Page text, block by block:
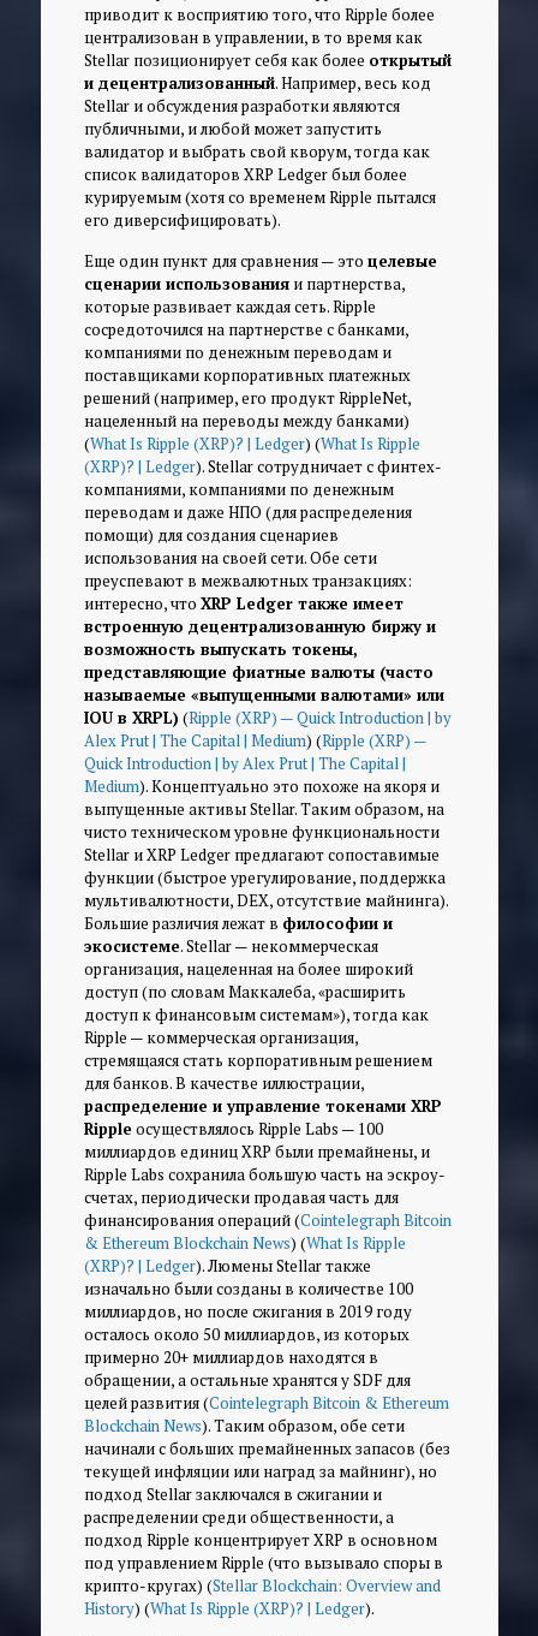
приводит к восприятию того, что Ripple более
централизован в управлении, в то время как
Stellar позиционирует себя как более открытый
и децентрализованный. Например, весь код
Stellar и обсуждения разработки являются
публичными, и любой может запустить
валидатор и выбрать свой кворум, тогда как
список валидаторов XRP Ledger был более
курируемым (хотя со временем Ripple пытался
его диверсифицировать).
Еще один пункт для сравнения — это целевые
сценарии использованияи партнерства,
которые развивает каждая сеть. Ripple
сосредоточился на партнерстве с банками,
компаниями по денежным переводам и
поставщиками корпоративных платежных
решений (например, его продукт RippleNet,
нацеленный на переводы между банками)
(What Is Ripple (XRP)? | Ledger) (What Is Ripple
(XRP)? | Ledger). Stellar сотрудничает с финтех-
компаниями, компаниями по денежным
переводам и даже НПО (для распределения
помощи) для создания сценариев
использования на своей сети. Обе сети
преуспевают в межвалютных транзакциях:
интересно, что XRP Ledger также имеет
встроенную децентрализованную биржу и
возможность выпускать токены,
представляющие фиатные валюты (часто
называемые «выпущенными валютами» или
IOU в XRPL) (Ripple (XRP) — Quick Introduction | by
Alex Prut | The Capital | Medium) (Ripple (XRP) —
Quick Introduction | by Alex Prut | The Capital |
Medium). Концептуально это похоже на якоря и
выпущенные активы Stellar. Таким образом, на
чисто техническом уровне функциональности
Stellar и XRP Ledger предлагают сопоставимые
функции (быстрое урегулирование, поддержка
мультивалютности, DEX, отсутствие майнинга).
Большие различия лежат в философии и
экосистеме. Stellar — некоммерческая
организация, нацеленная на более широкий
доступ (по словам Маккалеба,«расширить
доступ к финансовым системам»), тогда как
Ripple — коммерческая организация,
стремящаяся стать корпоративным решением
для банков. В качестве иллюстрации,
распределение и управление токенами XRP
Ripple осуществлялось Ripple Labs — 100
миллиардов единиц XRP были премайнены, и
Ripple Labs сохранила большую часть на эскроу-
счетах, периодически продавая часть для
финансирования операций (Cointelegraph Bitcoin
& Ethereum Blockchain News) (What Is Ripple
(XRP)? | Ledger). Люмены Stellar также
изначально были созданы в количестве 100
миллиардов, но после сжигания в 2019 году
осталось около 50 миллиардов, из которых
примерно 20+ миллиардов находятся в
обращении, а остальные хранятся у SDF для
целей развития (Cointelegraph Bitcoin & Ethereum
Blockchain News). Таким образом, обе сети
начинали с больших премайненных запасов (без
текущей инфляции или наград за майнинг), но
подход Stellar заключался в сжигании и
распределении среди общественности, а
подход Ripple концентрирует XRP в основном
под управлением Ripple (что вызывало споры в
крипто-кругах) (Stellar Blockchain: Overview and
History) (What Is Ripple (XRP)? | Ledger).